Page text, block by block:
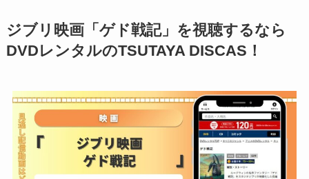
ジブリ映画「ゲド戦記」を視聴するなら
DVDレンタルのTSUTAYA DISCAS！